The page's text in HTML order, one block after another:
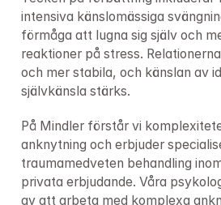
intensiva känslomässiga
förmåga att lugna sig själv och
reaktioner på stress.
och mer stabila, och känslan av
självkänsla stärks.
På Mindler förstår vi
anknytning och erbjuder
traumamedveten behandling
privata erbjudande. Våra
av att arbeta med komplexa